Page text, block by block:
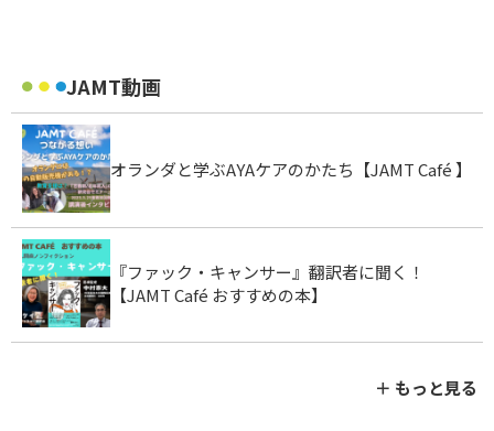
JAMT動画
オランダと学ぶAYAケアのかたち【JAMT Café 】
『ファック・キャンサー』翻訳者に聞く！
【JAMT Café おすすめの本】
＋ もっと見る